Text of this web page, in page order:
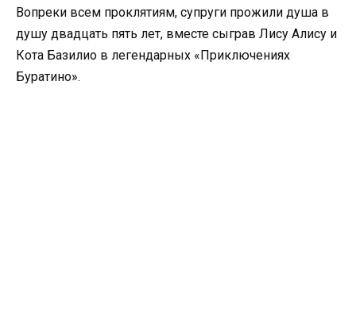
Вопреки всем проклятиям, супруги прожили душа в
душу двадцать пять лет, вместе сыграв Лису Алису и
Кота Базилио в легендарных «Приключениях
Буратино».